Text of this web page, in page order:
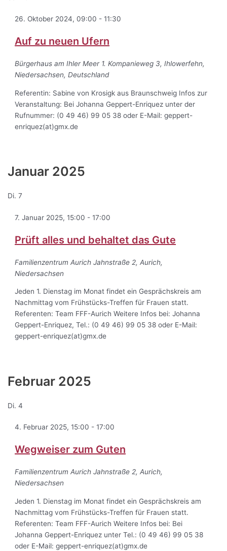
26. Oktober 2024, 09:00 -11:30
Auf zu neuen Ufern
Bürgerhaus am Ihler Meer 1. Kompanieweg 3, Ihlowerfehn,
Niedersachsen, Deutschland
Referentin: Sabine von Krosigk aus Braunschweig Infos zur
Veranstaltung: Bei Johanna Geppert-Enriquez unter der
Rufnummer: (0 49 46) 99 05 38 oder E-Mail: geppert-
enriquez(at)gmx.de
Januar 2025
Di.7
7. Januar 2025, 15:00 -17:00
Prüft alles und behaltet das Gute
Familienzentrum AurichJahnstraße 2, Aurich,
Niedersachsen
Jeden 1. Dienstag im Monat findet ein Gesprächskreis am
Nachmittag vom Frühstücks-Treffen für Frauen statt.
Referenten: Team FFF-Aurich Weitere Infos bei: Johanna
Geppert-Enriquez, Tel.: (0 49 46) 99 05 38 oder E-Mail:
geppert-enriquez(at)gmx.de
Februar 2025
Di.4
4. Februar 2025, 15:00 -17:00
Wegweiser zum Guten
Familienzentrum AurichJahnstraße 2, Aurich,
Niedersachsen
Jeden 1. Dienstag im Monat findet ein Gesprächskreis am
Nachmittag vom Frühstücks-Treffen für Frauen statt.
Referenten: Team FFF-Aurich Weitere Infos bei: Bei
Johanna Geppert-Enriquez unter Tel.: (0 49 46) 99 05 38
oder E-Mail: geppert-enriquez(at)gmx.de